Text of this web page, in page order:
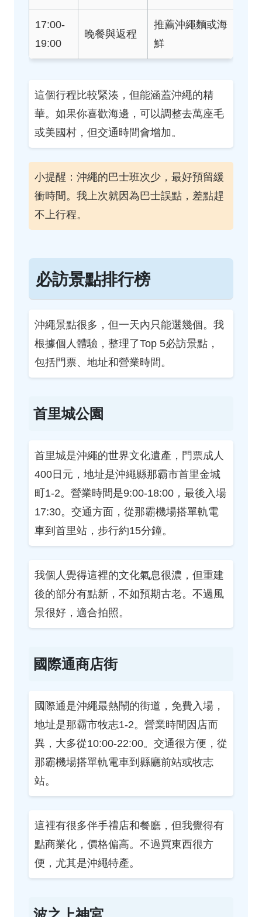
17:00-
19:00
晚餐與返程
推薦沖繩麵或海
鮮
這個行程比較緊湊，但能涵蓋沖繩的精
華。如果你喜歡海邊，可以調整去萬座毛
或美國村，但交通時間會增加。
小提醒：沖繩的巴士班次少，最好預留緩
衝時間。我上次就因為巴士誤點，差點趕
不上行程。
必訪景點排行榜
沖繩景點很多，但一天內只能選幾個。我
根據個人體驗，整理了Top 5必訪景點，
包括門票、地址和營業時間。
首里城公園
首里城是沖繩的世界文化遺產，門票成人
400日元，地址是沖繩縣那霸市首里金城
町1-2。營業時間是9:00-18:00，最後入場
17:30。交通方面，從那霸機場搭單軌電
車到首里站，步行約15分鐘。
我個人覺得這裡的文化氣息很濃，但重建
後的部分有點新，不如預期古老。不過風
景很好，適合拍照。
國際通商店街
國際通是沖繩最熱鬧的街道，免費入場，
地址是那霸市牧志1-2。營業時間因店而
異，大多從10:00-22:00。交通很方便，從
那霸機場搭單軌電車到縣廳前站或牧志
站。
這裡有很多伴手禮店和餐廳，但我覺得有
點商業化，價格偏高。不過買東西很方
便，尤其是沖繩特產。